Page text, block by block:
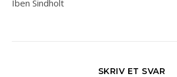
Iben Sindholt
SKRIV ET SVAR